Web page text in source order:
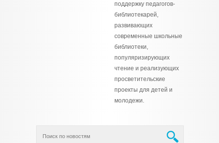
поддержку педагогов-
библиотекарей,
развивающих
современные школьные
библиотеки,
популяризирующих
чтение и реализующих
просветительские
проекты для детей и
молодежи.